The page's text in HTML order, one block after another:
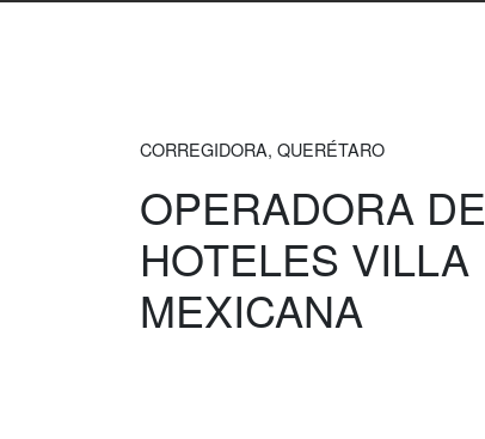
CORREGIDORA, QUERÉTARO
OPERADORA DE
HOTELES VILLA
MEXICANA